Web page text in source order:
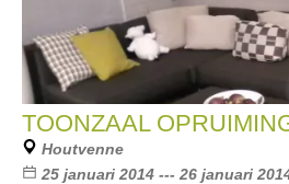
TOONZAAL
Houtvenne
25 januari 2014 --- 26 januari